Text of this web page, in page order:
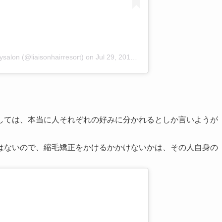
(@liaisonhairresort) on Jul 29, 2016 at 3:53pm PDT
は、本当に人それぞれの好みに分かれるとしか言いようが
いので、縮毛矯正をかけるかかけないかは、その人自身の